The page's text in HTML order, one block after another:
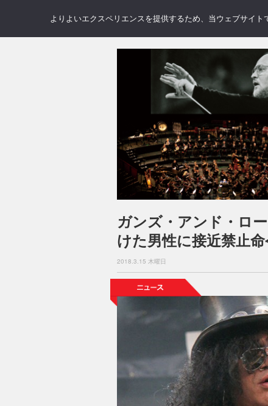
NEWS REVIEWS
ガンズ・アンド・ロ
けた男性に接近禁止
2018.3.15 木曜日
よりよいエクスペリエンスを提供するため、当ウェブサイ